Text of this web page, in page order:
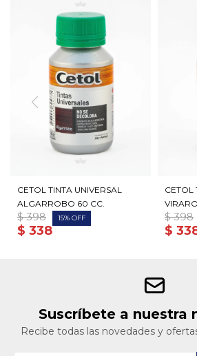
CETOL TINTA UNIVERSAL
ALGARROBO 60 CC.
$ 338
$ 398 15
CETOL
$
$ 398
Suscríbete a nuestra
Recibe todas las novedades y